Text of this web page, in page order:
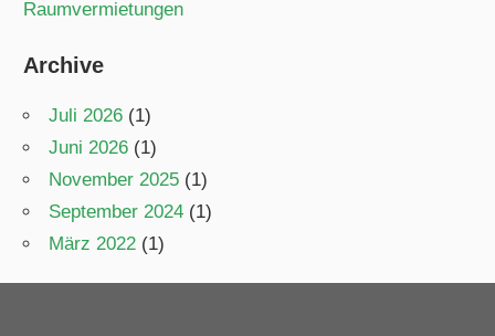
Raumvermietungen
Archive
Juli 2026 (1)
Juni 2026 (1)
November 2025 (1)
September 2024 (1)
März 2022 (1)